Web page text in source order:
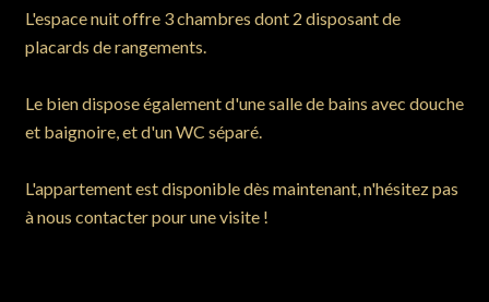
L'espace nuit offre 3 chambres dont 2 disposant de
placards de rangements.
Le bien dispose également d'une salle de bains avec douche
et baignoire, et d'un WC séparé.
L'appartement est disponible dès maintenant, n'hésitez pas
à nous contacter pour une visite !